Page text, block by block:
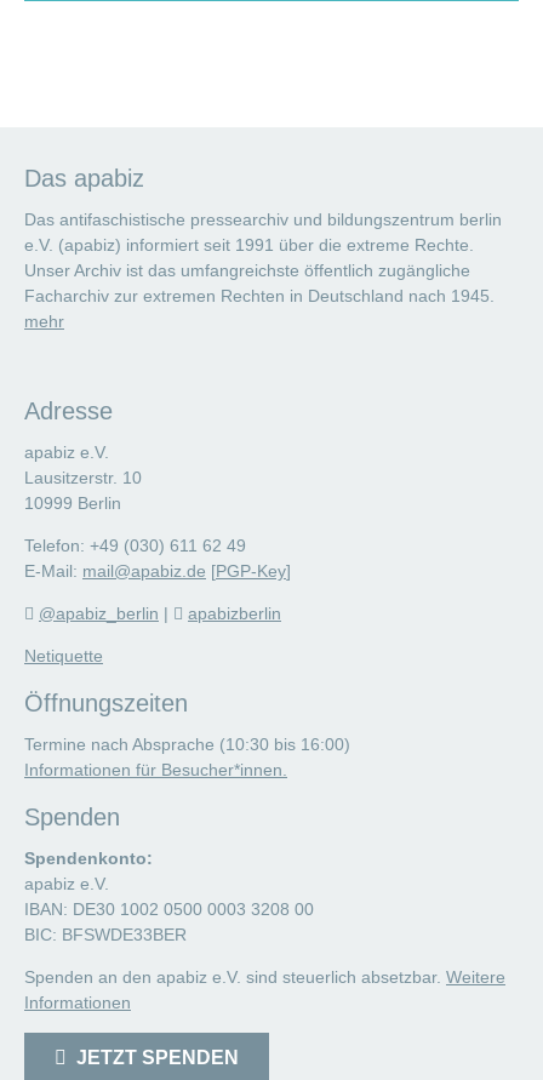
Das apabiz
Das antifaschistische pressearchiv und bildungszentrum berlin
e.V. (apabiz) informiert seit 1991 über die extreme Rechte.
Unser Archiv ist das umfangreichste öffentlich zugängliche
Facharchiv zur extremen Rechten in Deutschland nach 1945.
mehr
Adresse
apabiz e.V.
Lausitzerstr. 10
10999 Berlin
Telefon: +49 (030) 611 62 49
E-Mail: mail@apabiz.de [PGP-Key]
@apabiz_berlin | apabizberlin
Netiquette
Öffnungszeiten
Termine nach Absprache (10:30 bis 16:00)
Informationen für Besucher*innen.
Spenden
Spendenkonto:
apabiz e.V.
IBAN: DE30 1002 0500 0003 3208 00
BIC: BFSWDE33BER
Spenden an den apabiz e.V. sind steuerlich absetzbar. Weitere
Informationen
JETZT SPENDEN